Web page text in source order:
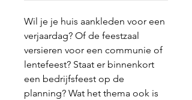
Wil je je huis aankleden voor een
verjaardag? Of de feestzaal
versieren voor een communie of
lentefeest? Staat er binnenkort
een bedrijfsfeest op de
planning? Wat het thema ook is